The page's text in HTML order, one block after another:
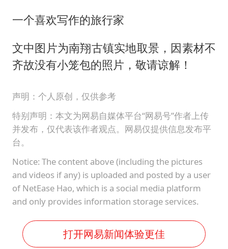
一个喜欢写作的旅行家
文中图片为南翔古镇实地取景，因素材不
齐故没有小笼包的照片，敬请谅解！
声明：个人原创，仅供参考
特别声明：本文为网易自媒体平台“网易号”作者上传
并发布，仅代表该作者观点。网易仅提供信息发布平
台。
Notice: The content above (including the pictures
and videos if any) is uploaded and posted by a user
of NetEase Hao, which is a social media platform
and only provides information storage services.
打开网易新闻体验更佳